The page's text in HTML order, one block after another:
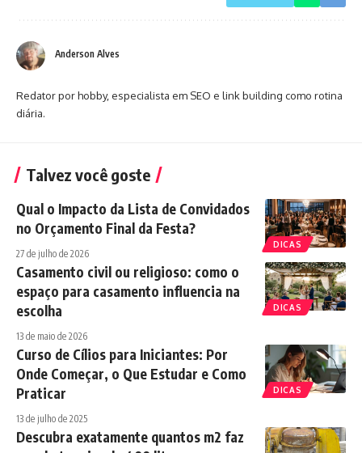
Anderson Alves
Redator por hobby, especialista em SEO e link building como rotina
diária.
Talvez você goste
DICAS
Qual o Impacto da Lista de Convidados
no Orçamento Final da Festa?
27 de julho de 2026
DICAS
Casamento civil ou religioso: como o
espaço para casamento influencia na
escolha
13 de maio de 2026
DICAS
Curso de Cílios para Iniciantes: Por
Onde Começar, o Que Estudar e Como
Praticar
13 de julho de 2025
Descubra exatamente quantos m2 faz